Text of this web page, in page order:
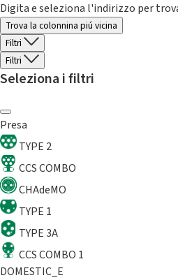
Digita e seleziona l'indirizzo per
Trova la colonnina piú vicina
Filtri
Filtri
Seleziona i filtri
Presa
TYPE 2
CCS COMBO
CHAdeMO
TYPE 1
TYPE 3A
CCS COMBO 1
DOMESTIC_E